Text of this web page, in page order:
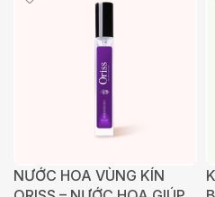
NƯỚC HOA VÙNG KÍN